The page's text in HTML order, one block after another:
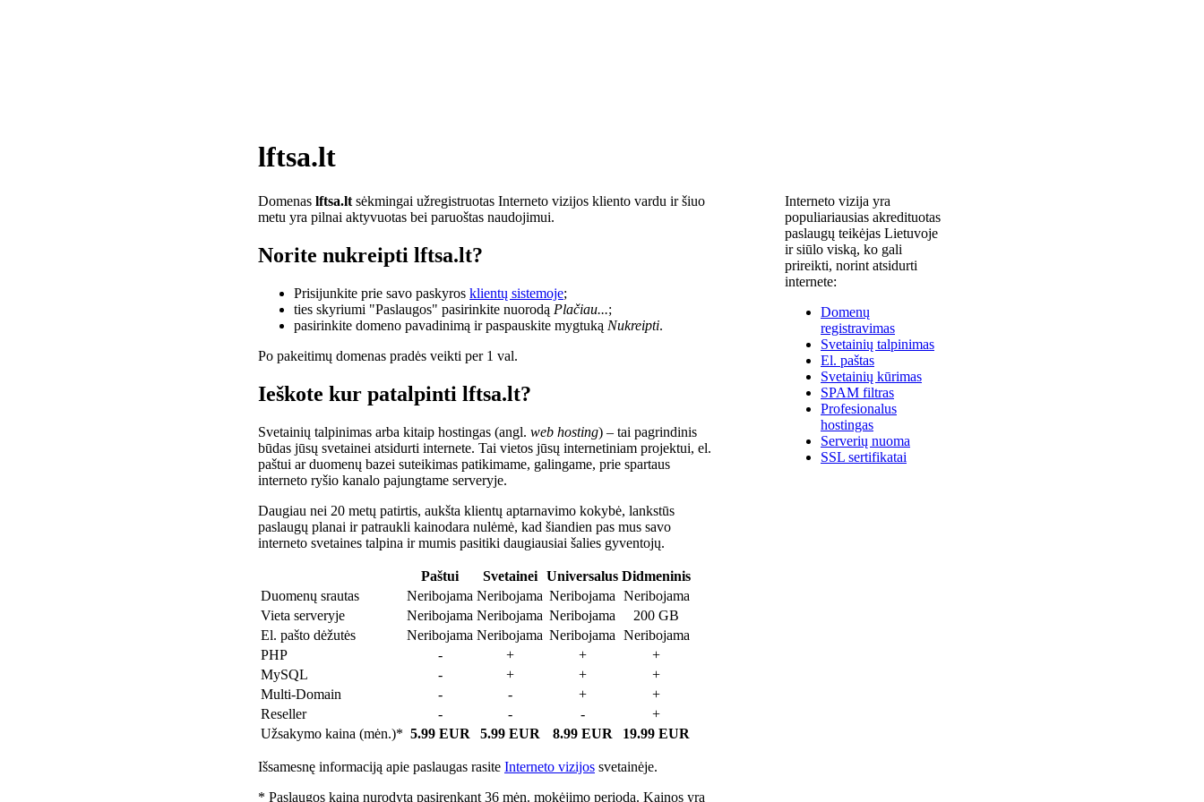
lftsa.lt
Domenas lftsa.lt sėkmingai užregistruotas Interneto vizijos kliento vardu ir šiuo
metu yra pilnai aktyvuotas bei paruoštas naudojimui.
Norite nukreipti lftsa.lt?
Prisijunkite prie savo paskyros klientų sistemoje;
ties skyriumi "Paslaugos" pasirinkite nuorodą Plačiau...;
pasirinkite domeno pavadinimą ir paspauskite mygtuką Nukreipti.
Po pakeitimų domenas pradės veikti per 1 val.
Ieškote kur patalpinti lftsa.lt?
Svetainių talpinimas arba kitaip hostingas (angl. web hosting) – tai pagrindinis
būdas jūsų svetainei atsidurti internete. Tai vietos jūsų internetiniam projektui, el.
paštui ar duomenų bazei suteikimas patikimame, galingame, prie spartaus
interneto ryšio kanalo pajungtame serveryje.
Daugiau nei 20 metų patirtis, aukšta klientų aptarnavimo kokybė, lankstūs
paslaugų planai ir patraukli kainodara nulėmė, kad šiandien pas mus savo
interneto svetaines talpina ir mumis pasitiki daugiausiai šalies gyventojų.
Paštui Svetainei Universalus Didmeninis
Duomenų srautas
Neribojama Neribojama Neribojama Neribojama
Vieta serveryje
Neribojama Neribojama Neribojama
200 GB
El. pašto dėžutės
Neribojama Neribojama Neribojama Neribojama
PHP
- + +
+
MySQL
- + +
+
Multi-Domain
- - +
+
Reseller
- - -
+
Užsakymo kaina (mėn.)* 5.99 EUR 5.99 EUR 8.99 EUR 19.99 EUR
Išsamesnę informaciją apie paslaugas rasite Interneto vizijos svetainėje.
* Paslaugos kaina nurodyta pasirenkant 36 mėn. mokėjimo periodą. Kainos yra
Interneto vizija yra
populiariausias akredituotas
paslaugų teikėjas Lietuvoje
ir siūlo viską, ko gali
prireikti, norint atsidurti
internete:
Domenų
registravimas
Svetainių talpinimas
El. paštas
Svetainių kūrimas
SPAM filtras
Profesionalus
hostingas
Serverių nuoma
SSL sertifikatai